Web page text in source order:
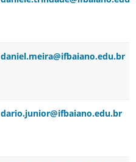
daniel.meira@ifbaiano.edu.br
dario.junior@ifbaiano.edu.br